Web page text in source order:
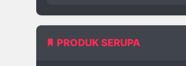
PRODUK SERUPA